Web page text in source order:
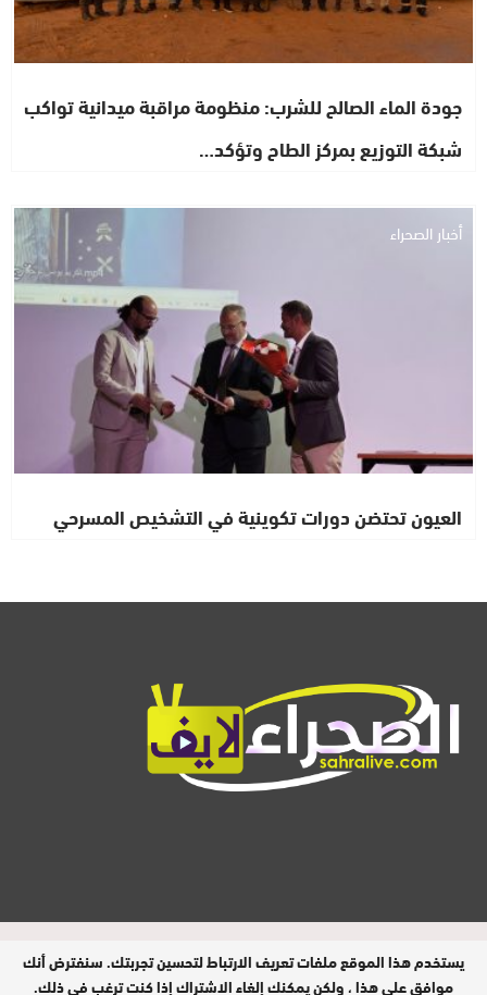
جودة الماء الصالح للشرب: منظومة مراقبة ميدانية تواكب
شبكة التوزيع بمركز الطاح وتؤكد…
أخبار الصحراء
العيون تحتضن دورات تكوينية في التشخيص المسرحي
المدير المسؤول : ابيبك المحفوظ / جميع
الحقوق محفوظة © 2026
يستخدم هذا الموقع ملفات تعريف الارتباط لتحسين تجربتك. سنفترض أنك
موافق على هذا ، ولكن يمكنك إلغاء الاشتراك إذا كنت ترغب في ذلك.